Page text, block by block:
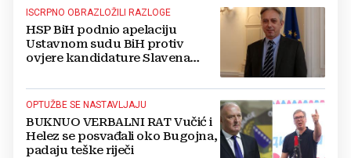
ISCRPNO OBRAZLOŽILI RAZLOGE
HSP BiH podnio apelaciju
Ustavnom sudu BiH protiv
ovjere kandidature Slavena
OPTUŽBE SE NASTAVLJAJU
BUKNUO VERBALNI RAT Vučić i
Helez se posvađali oko Bugojna,
padaju teške riječi